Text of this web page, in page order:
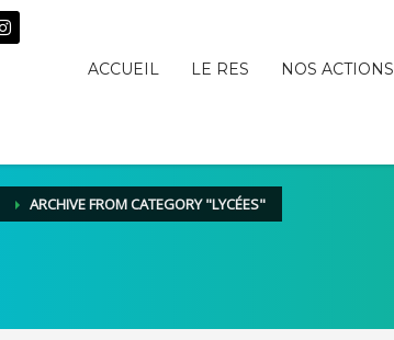
ACCUEIL LE RES NOS ACTIONS
ARCHIVE FROM CATEGORY "LYCÉES"